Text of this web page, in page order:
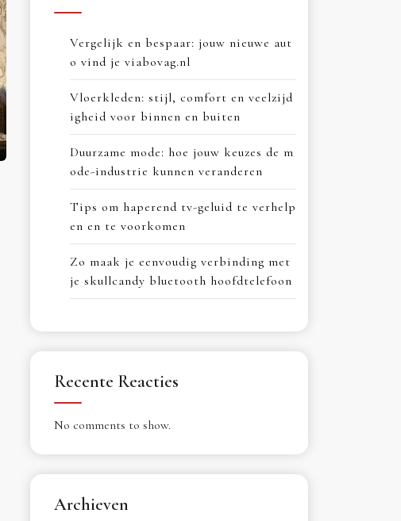
Vergelijk en bespaar: jouw nieuwe aut
o vind je viabovag.nl
Vloerkleden: stijl, comfort en veelzijd
igheid voor binnen en buiten
Duurzame mode: hoe jouw keuzes de m
ode-industrie kunnen veranderen
Tips om haperend tv-geluid te verhelp
en en te voorkomen
Zo maak je eenvoudig verbinding met
je skullcandy bluetooth hoofdtelefoon
Recente Reacties
No comments to show.
Archieven